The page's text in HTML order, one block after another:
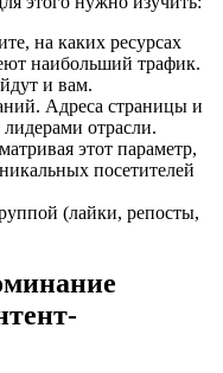
на каких ресурсах
наибольший трафик.
и вам.
Адреса страницы и
отрасли.
этот параметр,
посетителей
(лайки, репосты,